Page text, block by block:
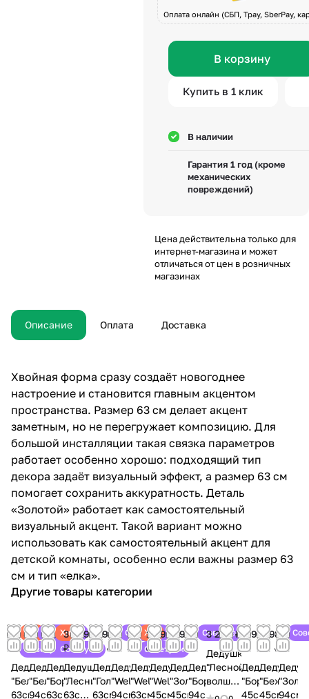
Оплата онлайн (СБП, Tpay, SberPay,
В корзину
Купить в 1 клик
В наличии
Гарантия 1 год (кроме
механических
повреждений)
Цена действительна только для
интернет-магазина и может
отличаться от цен в розничных
магазинах
Описание Оплата Доставка
Хвойная форма сразу создаёт новогоднее
настроение и становится главным акцентом
пространства. Размер 63 см делает акцент
заметным, но не перегружает композицию. Для
большой инсталляции такая связка параметров
работает особенно хорошо: подходящий тип
декора задаёт визуальный эффект, а размер 63 см
помогает сохранить аккуратность. Деталь
«Золотой» работает как самостоятельный
визуальный акцент. Такой вариант можно
использовать как самостоятельный акцент для
детской комнаты, особенно если важны размер 63
см и тип «елка».
Другие товары категории
Хит
Советуем
3 299
₽
Дедушка
"Белый"
63см
Советуем
8 499
₽
Дедушка
"Белый"
94см
Хит
Советуем
3 299
₽
Дедушка
"Бордо"
63см
3 299
₽
Дедушка
"Лесник"
63см
3 299
₽
Дедушка
"Голубой"
63см
Советуем
8 499
₽
Дедушка
"Welcome"
94см
Хит
Советуем
3 299
₽
Дедушка
"Welcome"
63см
1 899
₽
Дедушка
"Welcome"
45см
1 899
₽
Дедушка
"Золотой"
45см
Советуем
8 499
₽
Дедушка
"Бордо"
94см
3 299 ₽
Дедушка
"Лесной
волшебник"
63см
1 899
₽
Дедушка
"Бордо"
45см
1 199
₽
Дедушка
"Бежевый"
45см
8 499
₽
94см